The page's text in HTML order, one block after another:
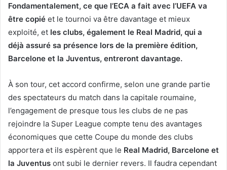
Fondamentalement, ce que l’ECA a fait avec l’UEFA va
être copié et le tournoi va être davantage et mieux
exploité, et les clubs, également le Real Madrid, qui a
déjà assuré sa présence lors de la première édition,
Barcelone et la Juventus, entreront davantage.
À son tour, cet accord confirme, selon une grande partie
des spectateurs du match dans la capitale roumaine,
l’engagement de presque tous les clubs de ne pas
rejoindre la Super League compte tenu des avantages
économiques que cette Coupe du monde des clubs
apportera et ils espèrent que le Real Madrid, Barcelone et
la Juventus ont subi le dernier revers. Il faudra cependant